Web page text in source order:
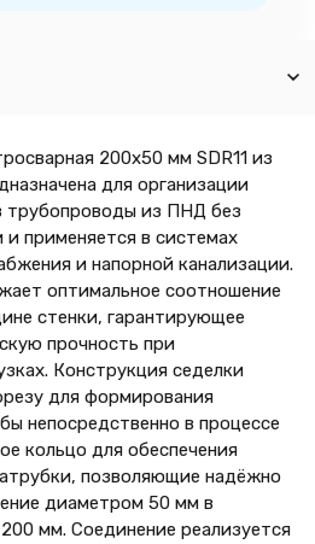
200х50 мм SDR11 из
для организации
трубопроводы из ПНД без
применяется в системах
и напорной канализации.
оптимальное соотношение
стенки, гарантирующее
прочность при
Конструкция седелки
для формирования
непосредственно в процессе
кольцо для обеспечения
позволяющие надёжно
диаметром 50 мм в
мм. Соединение реализуется